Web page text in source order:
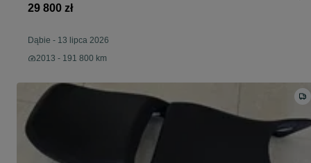
29 800 zł
Dąbie - 13 lipca 2026
2013 - 191 800 km